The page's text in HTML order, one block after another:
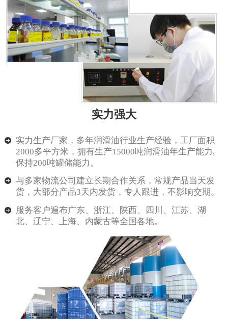
实力强大
实力生产厂家，多年润滑油行业生产经验，工厂面积
2000多平方米，拥有生产15000吨润滑油年生产能力,
保持200吨罐储能力。
与多家物流公司建立长期合作关系，常规产品当天发
货，大部分产品3天内发货，专人跟进，不影响交期。
服务客户遍布广东、浙江、陕西、四川、江苏、湖
北、辽宁、上海、内蒙古等全国各地。